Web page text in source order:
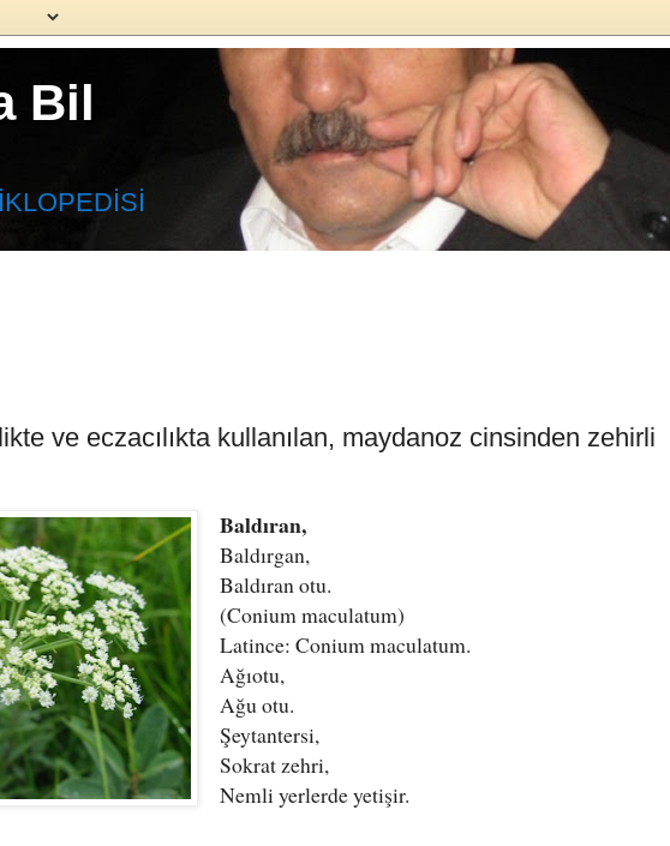
Bil
ve eczacılıkta kullanılan, maydanoz cinsinden zehirli
Baldıran,
Baldırgan,
Baldıran otu.
(Conium maculatum)
Latince: Conium maculatum.
Ağıotu,
Ağu otu.
Şeytantersi,
Sokrat zehri,
Nemli yerlerde yetişir.